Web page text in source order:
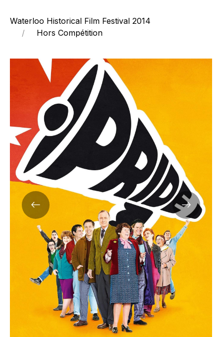
Waterloo Historical Film Festival 2014
Hors Compétition